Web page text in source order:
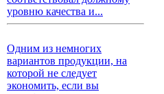
уровню качества и...
Одним из немногих
вариантов продукции, на
которой не следует
экономить, если вы